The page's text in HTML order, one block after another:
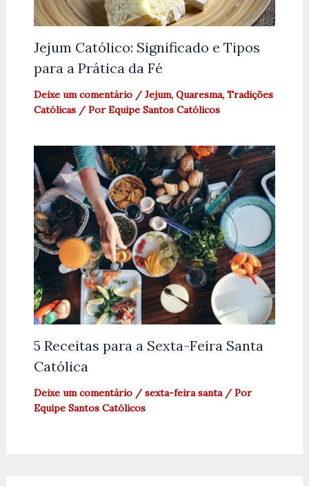
Jejum Católico: Significado e Tipos
para a Prática da Fé
Deixe um comentário / Jejum, Quaresma, Tradições
Católicas/ Por Equipe Santos Católicos
5 Receitas para a Sexta-Feira Santa
Católica
Deixe um comentário / sexta-feira santa/ Por
Equipe Santos Católicos